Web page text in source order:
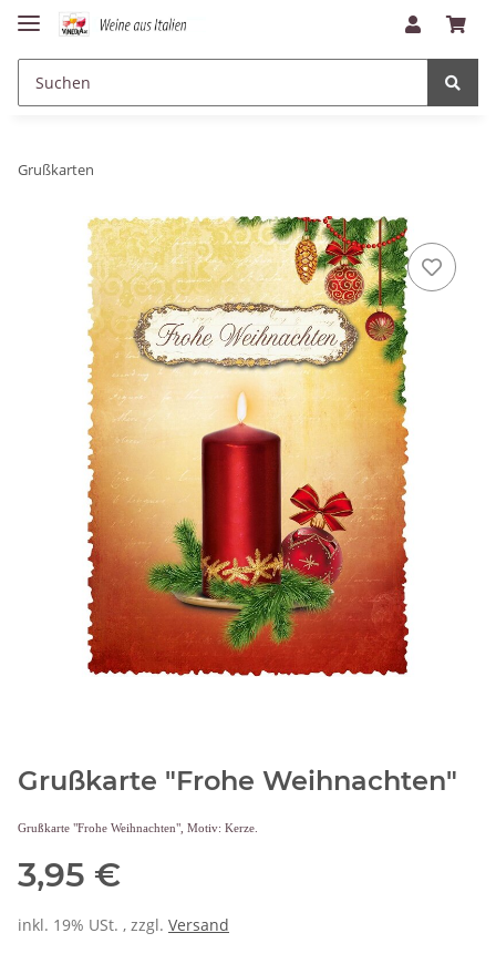
Grußkarten
Grußkarte "Frohe Weihnachten"
Grußkarte "Frohe Weihnachten", Motiv: Kerze.
3,95 €
inkl. 19% USt. , zzgl. Versand